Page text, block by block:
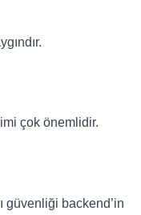
çok önemlidir.
güvenliği backend’in